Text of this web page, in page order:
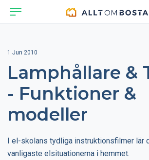
1 Jun 2010
Lamphållare &
- Funktioner &
modeller
I el-skolans tydliga instruktionsfilmer lär
vanligaste elsituationerna i hemmet.